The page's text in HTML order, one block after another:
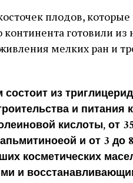
плодов, которые
готовили из
мелких ран и
из
и питания
кислоты, от
и от 3 до
косметических
и